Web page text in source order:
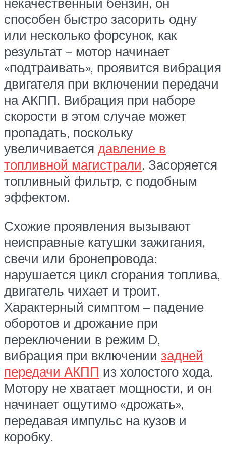
способен быстро засорить одну
или несколько форсунок, как
результат – мотор начинает
«подтраивать», проявится вибрация
двигателя при включении передачи
на АКПП. Вибрация при наборе
скорости в этом случае может
пропадать, поскольку
увеличивается давление в
топливной магистрали. Засоряется
топливный фильтр, с подобным
эффектом.
Схожие проявления вызывают
неисправные катушки зажигания,
свечи или бронепровода:
нарушается цикл сгорания топлива,
двигатель чихает и троит.
Характерный симптом – падение
оборотов и дрожание при
переключении в режим D,
вибрация при включении задней
передачи АКПП из холостого хода.
Мотору не хватает мощности, и он
начинает ощутимо «дрожать»,
передавая импульс на кузов и
коробку.